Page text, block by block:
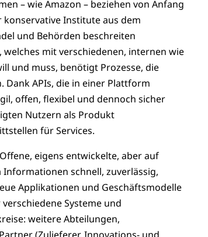
– wie Amazon – beziehen von Anfang
Institute aus dem
und Behörden beschreiten
mit verschiedenen, internen wie
und muss, benötigt Prozesse, die
APIs, die in einer Plattform
offen, flexibel und dennoch sicher
Nutzern als Produkt
für Services.
Offene, eigens entwickelte, aber auf
schnell, zuverlässig,
Applikationen und Geschäftsmodelle
Systeme und
weitere Abteilungen,